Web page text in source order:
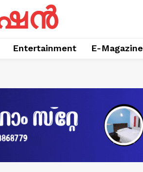
Entertainment E-Magazine